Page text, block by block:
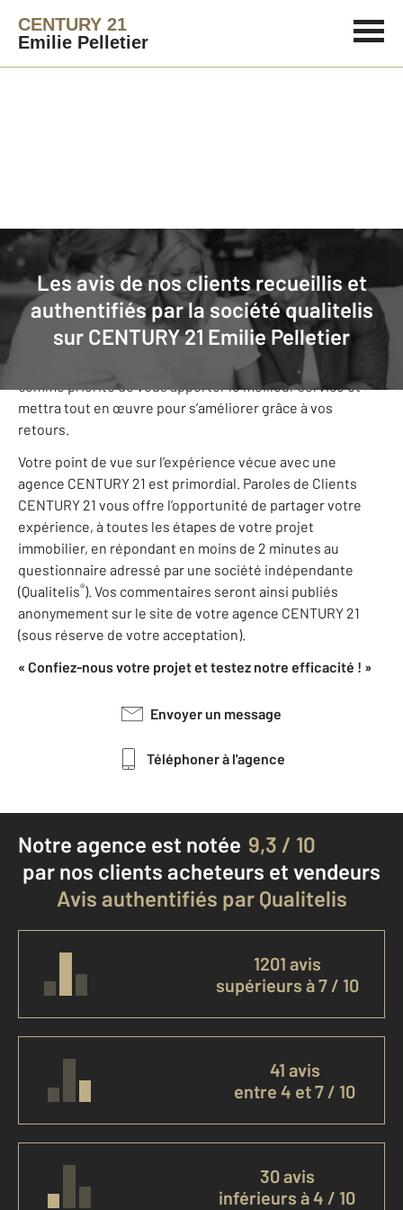
CENTURY 21
Emilie Pelletier
Les avis de nos clients recueillis et
authentifiés par la société qualitelis
sur CENTURY 21 Emilie Pelletier
Agence immobilière Avis de nos clients
CENTURY 21 Emilie Pelletier: nos
clients donnent leurs avis
Notre agence CENTURY 21 Emilie Pelletier s’est fixée
comme priorité de vous apporter le meilleur service et
mettra tout en œuvre pour s’améliorer grâce à vos
retours.
Votre point de vue sur l’expérience vécue avec une
agence CENTURY 21 est primordial. Paroles de Clients
CENTURY 21 vous offre l’opportunité de partager votre
expérience, à toutes les étapes de votre projet
immobilier, en répondant en moins de 2 minutes au
questionnaire adressé par une société indépendante
(Qualitelis®). Vos commentaires seront ainsi publiés
anonymement sur le site de votre agence CENTURY 21
(sous réserve de votre acceptation).
« Confiez-nous votre projet et testez notre efficacité ! »
Envoyer un message
Téléphoner à l'agence
Notre agence est notée 9,3 / 10
par nos clients acheteurs et vendeurs
Avis authentifiés par Qualitelis
1201 avis
supérieurs à 7 / 10
41 avis
entre 4 et 7 / 10
30 avis
inférieurs à 4 / 10